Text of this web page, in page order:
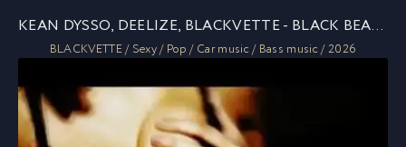
KEAN DYSSO, DEELIZE, BLACKVETTE - BLACK BEAMER
BLACKVETTE / Sexy / Pop / Car music / Bass music / 2026